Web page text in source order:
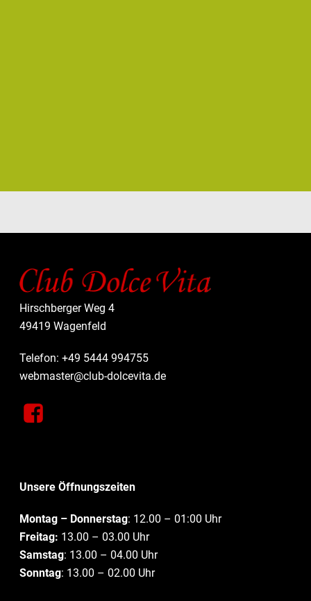
Hirschberger Weg 4
49419 Wagenfeld
Telefon: +49 5444 994755
webmaster@club-dolcevita.de
Unsere Öffnungszeiten
Montag – Donnerstag: 12.00 – 01:00 Uhr
Freitag: 13.00 – 03.00 Uhr
Samstag: 13.00 – 04.00 Uhr
Sonntag: 13.00 – 02.00 Uhr